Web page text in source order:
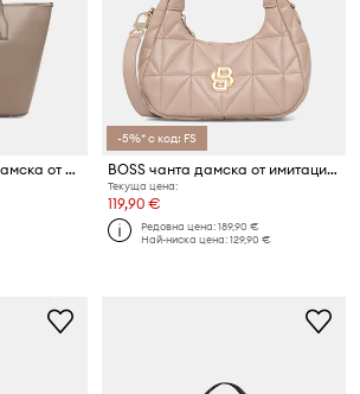
BOSS шопинг чанта дамска от имитация на кожа Sandy Zip Shopper
-5%* с код: FS
BOSS чанта дамска от имитация на кожа B ICON NEW SM Hobo
Текуща цена:
119,90 €
Редовна цена:189,90 €
Най-ниска цена:129,90 €